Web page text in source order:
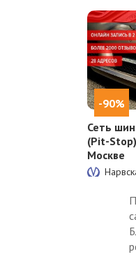
-90%
Сеть
(Pit-
Москве